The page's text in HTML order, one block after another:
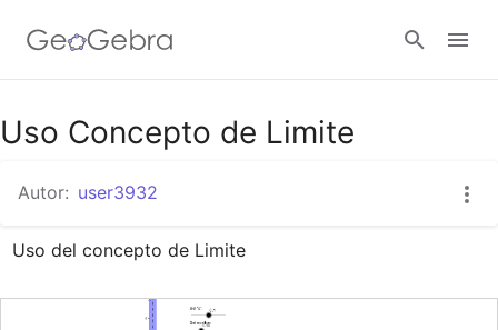
Google Classroom
GeoGebra Classroom
Uso Concepto de Limite
Autor: user3932
Uso del concepto de Limite